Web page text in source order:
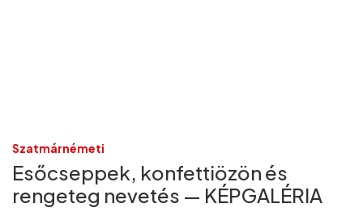
Szatmárnémeti
Esőcseppek, konfettiözön és
rengeteg nevetés — KÉPGALÉRIA